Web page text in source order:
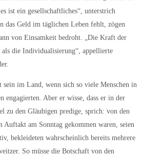
ist ein gesellschaftliches“, unterstrich
das Geld im täglichen Leben fehlt, zögen
von Einsamkeit bedroht. „Die Kraft der
als die Individualisierung“, appellierte
sein im Land, wenn sich so viele Menschen in
engagierten. Aber er wisse, dass er in der
zu den Gläubigen predige, sprich: von den
Auftakt am Sonntag gekommen waren, seien
bekleideten wahrscheinlich bereits mehrere
So müsse die Botschaft von den